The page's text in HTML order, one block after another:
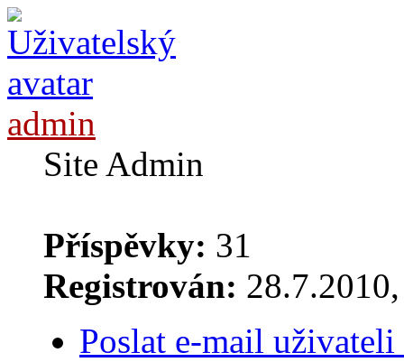
admin
Site Admin
Příspěvky: 31
Registrován:
Poslat e-mail